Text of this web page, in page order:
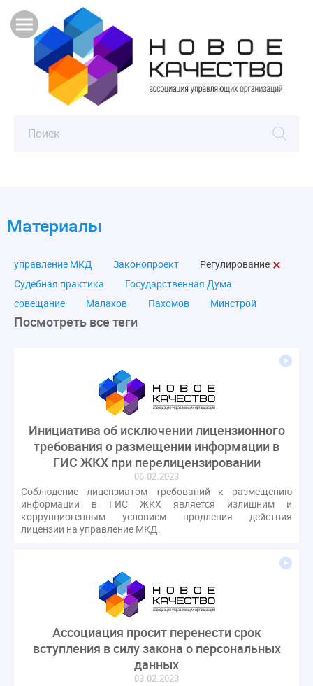
Материалы
управление МКД Законопроект
Регулирование
Судебная практика
Государственная Дума
совещание
Малахов Пахомов
Минстрой
ЛикбезЖКХ
ЖКХ
Строительная неделя
управляющие компании
МКД
Экспертное мнение
капремонт Вебинар
Малахов Конференция
Постановление Правительства РФ
ЖКУ
Правила
задолженность граждан
ГОСТ
Мероприятия
Постановление
Правительство РФ
исполнительная надпись
ВДГО
ЭкспертЖКХ
договор управления МКД
операторы связи
проверки
управляющая компания
Интервью
газовое оборудование
государственная дума
лифт
обращение
общее имущество
проверки ЖКХ
Посмотреть все теги
Инициатива об исключении лицензионного
требования о размещении информации в
ГИС ЖКХ при перелицензировании
06.02.2023
Соблюдение лицензиатом требований к размещению
информации в ГИС ЖКХ является излишним и
коррупциогенным условием продления действия
лицензии на управление МКД.
Ассоциация просит перенести срок
вступления в силу закона о персональных
данных
03.02.2023